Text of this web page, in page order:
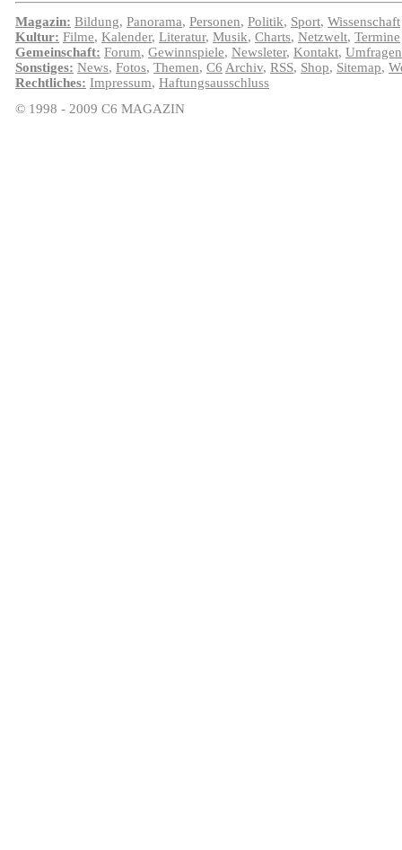
Magazin: Bildung, Panorama, Personen, Politik, Sport, Wissenschaft
Kultur: Filme, Kalender, Literatur, Musik, Charts, Netzwelt, Termine
Gemeinschaft: Forum, Gewinnspiele, Newsleter, Kontakt, Umfragen
Sonstiges: News, Fotos, Themen, C6 Archiv, RSS, Shop, Sitemap,
Rechtliches: Impressum, Haftungsausschluss
© 1998 - 2009 C6 MAGAZIN